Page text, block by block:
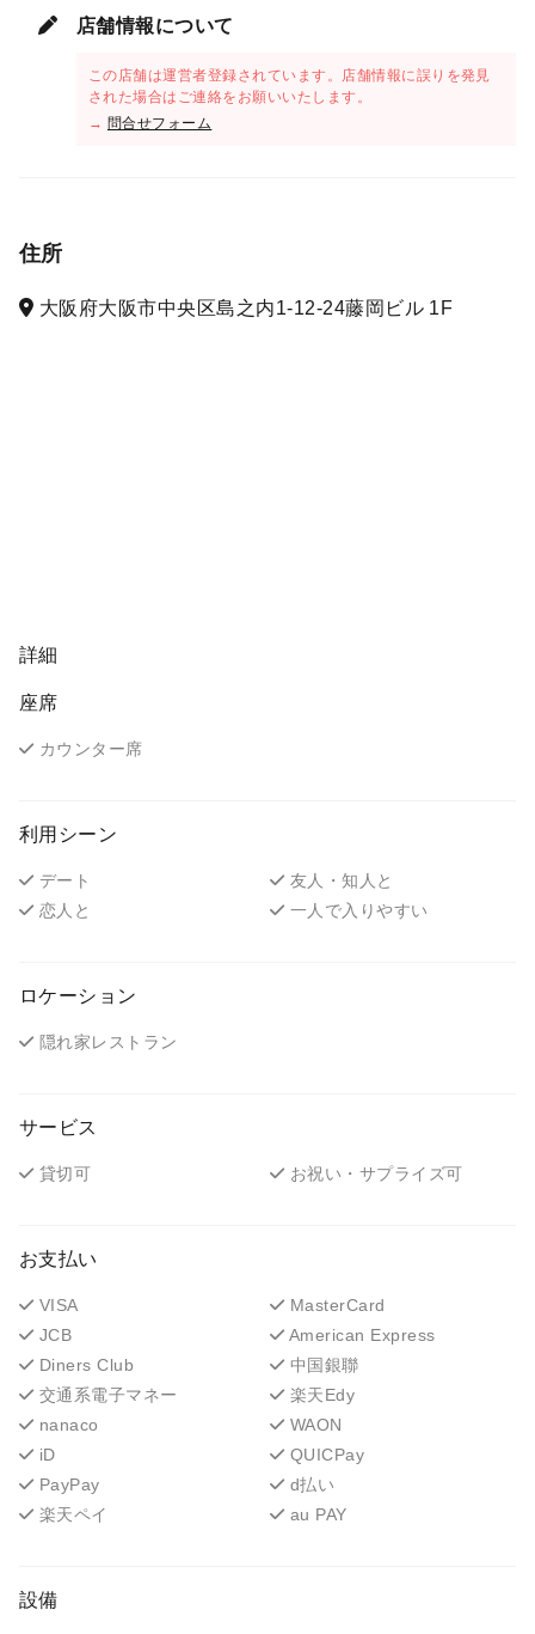
店舗情報について
この店舗は運営者登録されています。店舗情報に誤りを発見
された場合はご連絡をお願いいたします。
→ 問合せフォーム
住所
大阪府大阪市中央区島之内1-12-24藤岡ビル 1F
詳細
座席
カウンター席
利用シーン
デート
友人・知人と
恋人と
一人で入りやすい
ロケーション
隠れ家レストラン
サービス
貸切可 お祝い・サプライズ可
お支払い
VISA
MasterCard
JCB
American Express
Diners Club
中国銀聯
交通系電子マネー
楽天Edy
nanaco
WAON
iD
QUICPay
PayPay
d払い
楽天ペイ
au PAY
設備